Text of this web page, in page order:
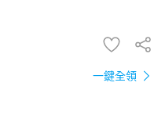
一鍵全領